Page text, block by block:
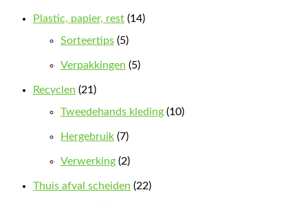
Plastic, papier, rest (14)
Sorteertips (5)
Verpakkingen (5)
Recyclen (21)
Tweedehands kleding (10)
Hergebruik (7)
Verwerking (2)
Thuis afval scheiden (22)